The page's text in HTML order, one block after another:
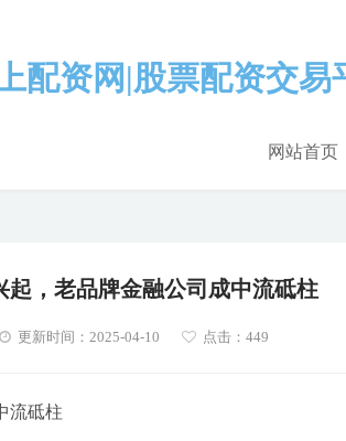
网站首页
起，老品牌金融公司成中流砥柱
更新时间：2025-04-10 点击：449
流砥柱